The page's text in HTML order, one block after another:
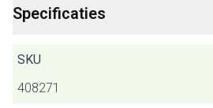
Specificaties
SKU
408271